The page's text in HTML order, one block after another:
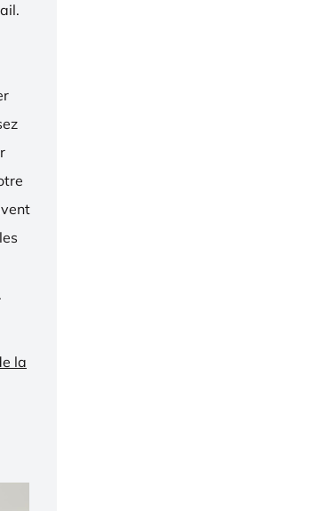
la